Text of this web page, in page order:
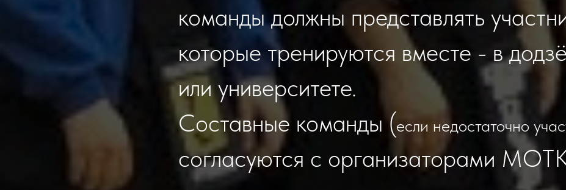
команды должны представлять
которые тренируются вместе - в
или университете.
Составные команды (если недостаточно
согласуются с организаторами